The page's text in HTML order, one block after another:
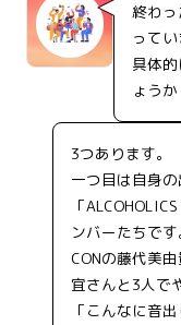
終わ
ってい
具体
ょうか
3つあります。
一つ目は自身
「
ンバーたちです
CONの藤代美
宜さんと3人で
「こんなに音